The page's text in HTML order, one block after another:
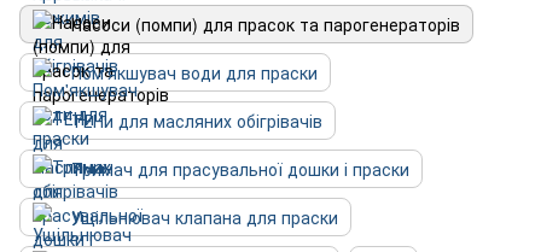
Насоси (помпи) для прасок та парогенераторів
Пом'якшувач води для праски
ТЕНи для масляних обігрівачів
Тримач для прасувальної дошки і праски
Ущільнювач клапана для праски